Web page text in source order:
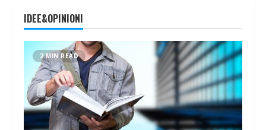
IDEE&OPINIONI
2 MIN READ